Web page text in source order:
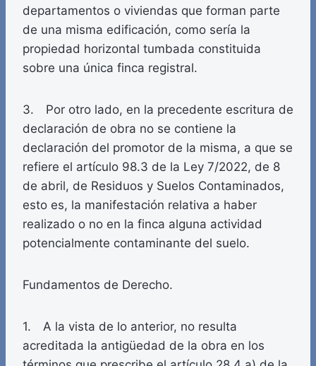
departamentos o viviendas que forman parte
de una misma edificación, como sería la
propiedad horizontal tumbada constituida
sobre una única finca registral.
3. Por otro lado, en la precedente escritura de
declaración de obra no se contiene la
declaración del promotor de la misma, a que se
refiere el artículo 98.3 de la Ley 7/2022, de 8
de abril, de Residuos y Suelos Contaminados,
esto es, la manifestación relativa a haber
realizado o no en la finca alguna actividad
potencialmente contaminante del suelo.
Fundamentos de Derecho.
1. A la vista de lo anterior, no resulta
acreditada la antigüedad de la obra en los